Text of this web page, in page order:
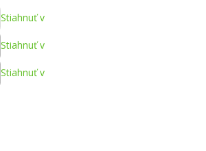
Stiahnuť v
Stiahnuť v
Stiahnuť v